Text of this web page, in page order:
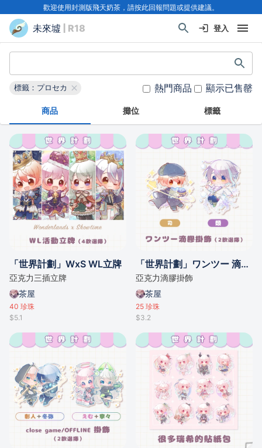
歡迎使用封測版飛天奶茶，請按此回報問題或提供建議。
未來墟 | R18 登入
標籤：プロセカ 熱門商品 顯示已售罄
商品 攤位 標籤
「世界計劃」WxS WL立牌
亞克力三插立牌
茶屋
40 珍珠
$5.1
「世界計劃」ワンツー 滴膠掛飾
亞克力滴膠掛飾
茶屋
25 珍珠
$3.2